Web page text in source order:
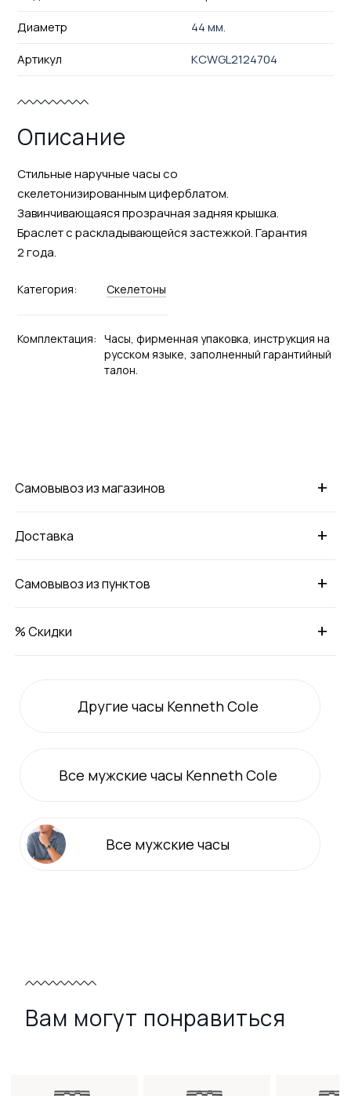
Диаметр
44 мм.
Артикул
KCWGL2124704
Описание
Стильные наручные часы со
скелетонизированным циферблатом.
Завинчивающаяся прозрачная задняя крышка.
Браслет с раскладывающейся застежкой. Гарантия
2 года.
Категория: Скелетоны
Комплектация: Часы, фирменная упаковка, инструкция на
русском языке, заполненный гарантийный
талон.
+
Самовывоз из магазинов
+
Доставка
+
Самовывоз из пунктов
+
% Скидки
Другие часы Kenneth Cole
Все мужские часы Kenneth Cole
Все мужские часы
Вам могут понравиться